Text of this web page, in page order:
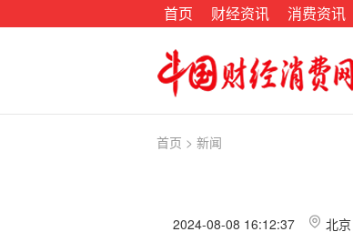
首页 财经资讯 消费资讯
首页 > 新闻
2024-08-08 16:12:37 北京